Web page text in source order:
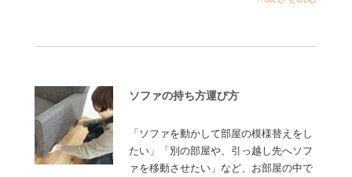
ソファの持ち方運び方
「ソファを動かして部屋の模様替えをし
たい」「別の部屋や、引っ越し先へソフ
ァを移動させたい」など、お部屋の中で